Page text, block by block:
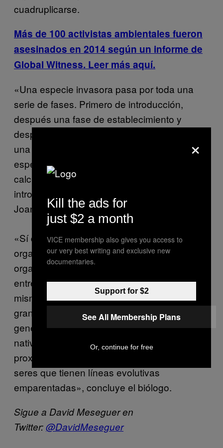
cuadruplicarse.
Más de 100 activistas ambientales fueron
asesinados en 2014 según un informe de
Global Witness. Leer más aquí.
«Una especie invasora pasa por toda una
serie de fases. Primero de introducción,
después una fase de establecimiento y
después de expansión. Son fases que tienen
una cierta probabilidad y no todas las
especies llegan a expandirse. Aquí hemos
calculado que sólo el 12% de las especies
introducidas que son invasoras», explica
Joan Pino.
«Sí que se producen hibridaciones entre
organismos autóctonos pero se da entre
organismos muy próximos como por ejemplo
entre diversas plantas nativas y exóticas del
mismo género y esto es un problema muy
grande porque se empiezan a diluir los
genes exóticos dentro de las poblaciones
nativas. Esto solo pasa cuando existe mucha
proximidad filogenética. Es decir, cuando son
seres que tienen líneas evolutivas
emparentadas», concluye el biólogo.
Sigue a David Meseguer en
Twitter:@DavidMeseguer
×
Kill the ads for
just $2 a month
VICE membership also gives you access to
our very best writing and exclusive new
documentaries.
Support for $2
See All Membership Plans
Or, continue for free